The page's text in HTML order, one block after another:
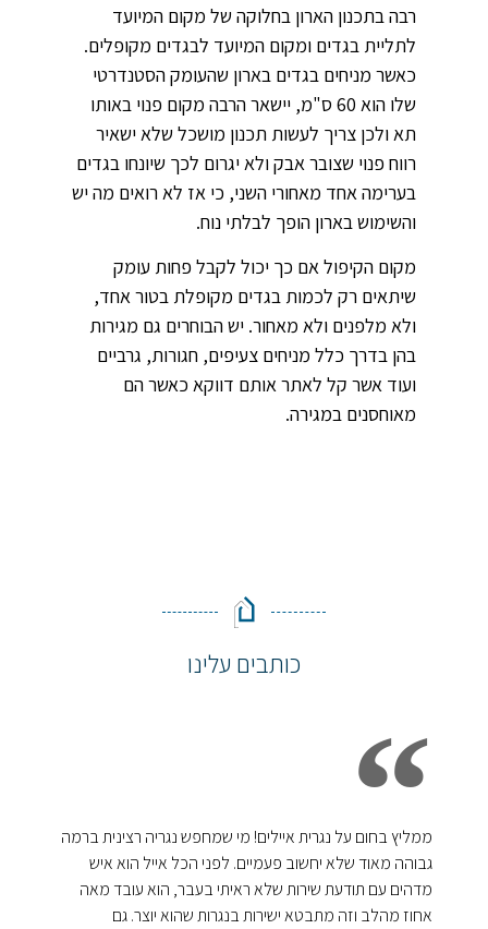
רבה בתכנון הארון בחלוקה של מקום המיועד
לתליית בגדים ומקום המיועד לבגדים מקופלים.
כאשר מניחים בגדים בארון שהעומק הסטנדרטי
שלו הוא 60 ס"מ, יישאר הרבה מקום פנוי באותו
תא ולכן צריך לעשות תכנון מושכל שלא ישאיר
רווח פנוי שצובר אבק ולא יגרום לכך שיונחו בגדים
בערימה אחד מאחורי השני, כי אז לא רואים מה יש
והשימוש בארון הופך לבלתי נוח.
מקום הקיפול אם כך יכול לקבל פחות עומק
שיתאים רק לכמות בגדים מקופלת בטור אחד,
ולא מלפנים ולא מאחור. יש הבוחרים גם מגירות
בהן בדרך כלל מניחים צעיפים, חגורות, גרביים
ועוד אשר קל לאתר אותם דווקא כאשר הם
מאוחסנים במגירה.
כותבים עלינו
ממליץ בחום על נגרית איילים! מי שמחפש נגריה רצינית ברמה
גבוהה מאוד שלא יחשוב פעמיים. לפני הכל אייל הוא איש
מדהים עם תודעת שירות שלא ראיתי בעבר, הוא עובד מאה
אחוז מהלב וזה מתבטא ישירות בנגרות שהוא יוצר. גם